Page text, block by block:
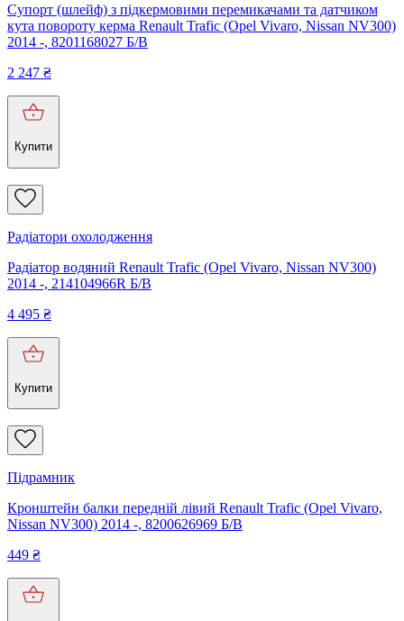
Супорт (шлейф) з підкермовими перемикачами та датчиком
кута повороту керма Renault Trafic (Opel Vivaro, Nissan NV300)
2014 -, 8201168027 Б/В
2 247 ₴
Купити
Радіатори охолодження
Радіатор водяний Renault Trafic (Opel Vivaro, Nissan NV300)
2014 -, 214104966R Б/В
4 495 ₴
Купити
Підрамник
Кронштейн балки передній лівий Renault Trafic (Opel Vivaro,
Nissan NV300) 2014 -, 8200626969 Б/В
449 ₴